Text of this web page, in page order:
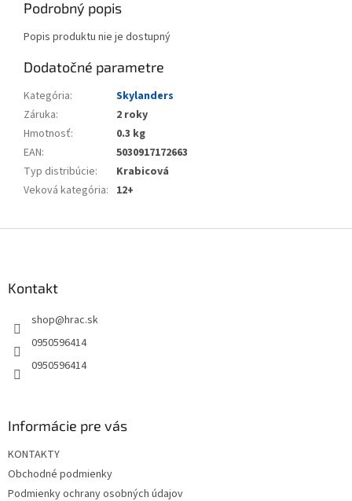
Podrobný popis
Popis produktu nie je dostupný
Dodatočné parametre
Kategória:
Skylanders
Záruka:
2 roky
Hmotnosť:
0.3 kg
EAN:
5030917172663
Typ distribúcie:
Krabicová
Veková kategória: 12+
Kontakt
shop@hrac.sk
0950596414
0950596414
Informácie pre vás
KONTAKTY
Obchodné podmienky
Podmienky ochrany osobných údajov